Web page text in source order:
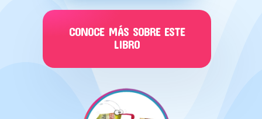
CONOCE MÁS SOBRE ESTE
LIBRO